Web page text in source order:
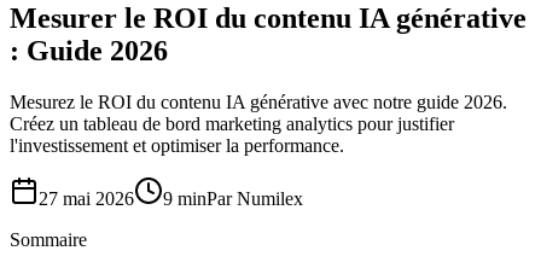
Mesurer le ROI du contenu IA générative
: Guide 2026
Mesurez le ROI du contenu IA générative avec notre guide 2026.
Créez un tableau de bord marketing analytics pour justifier
l'investissement et optimiser la performance.
27 mai 2026 9 minParNumilex
Sommaire